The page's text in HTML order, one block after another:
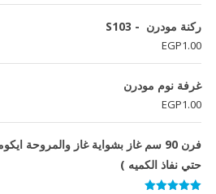
ركنة مودرن - S103
EGP1.00
غرفة نوم مودرن
EGP1.00
فرن 90 سم غاز بشواية غاز والمروحة
حتي نفاذ الكميه )